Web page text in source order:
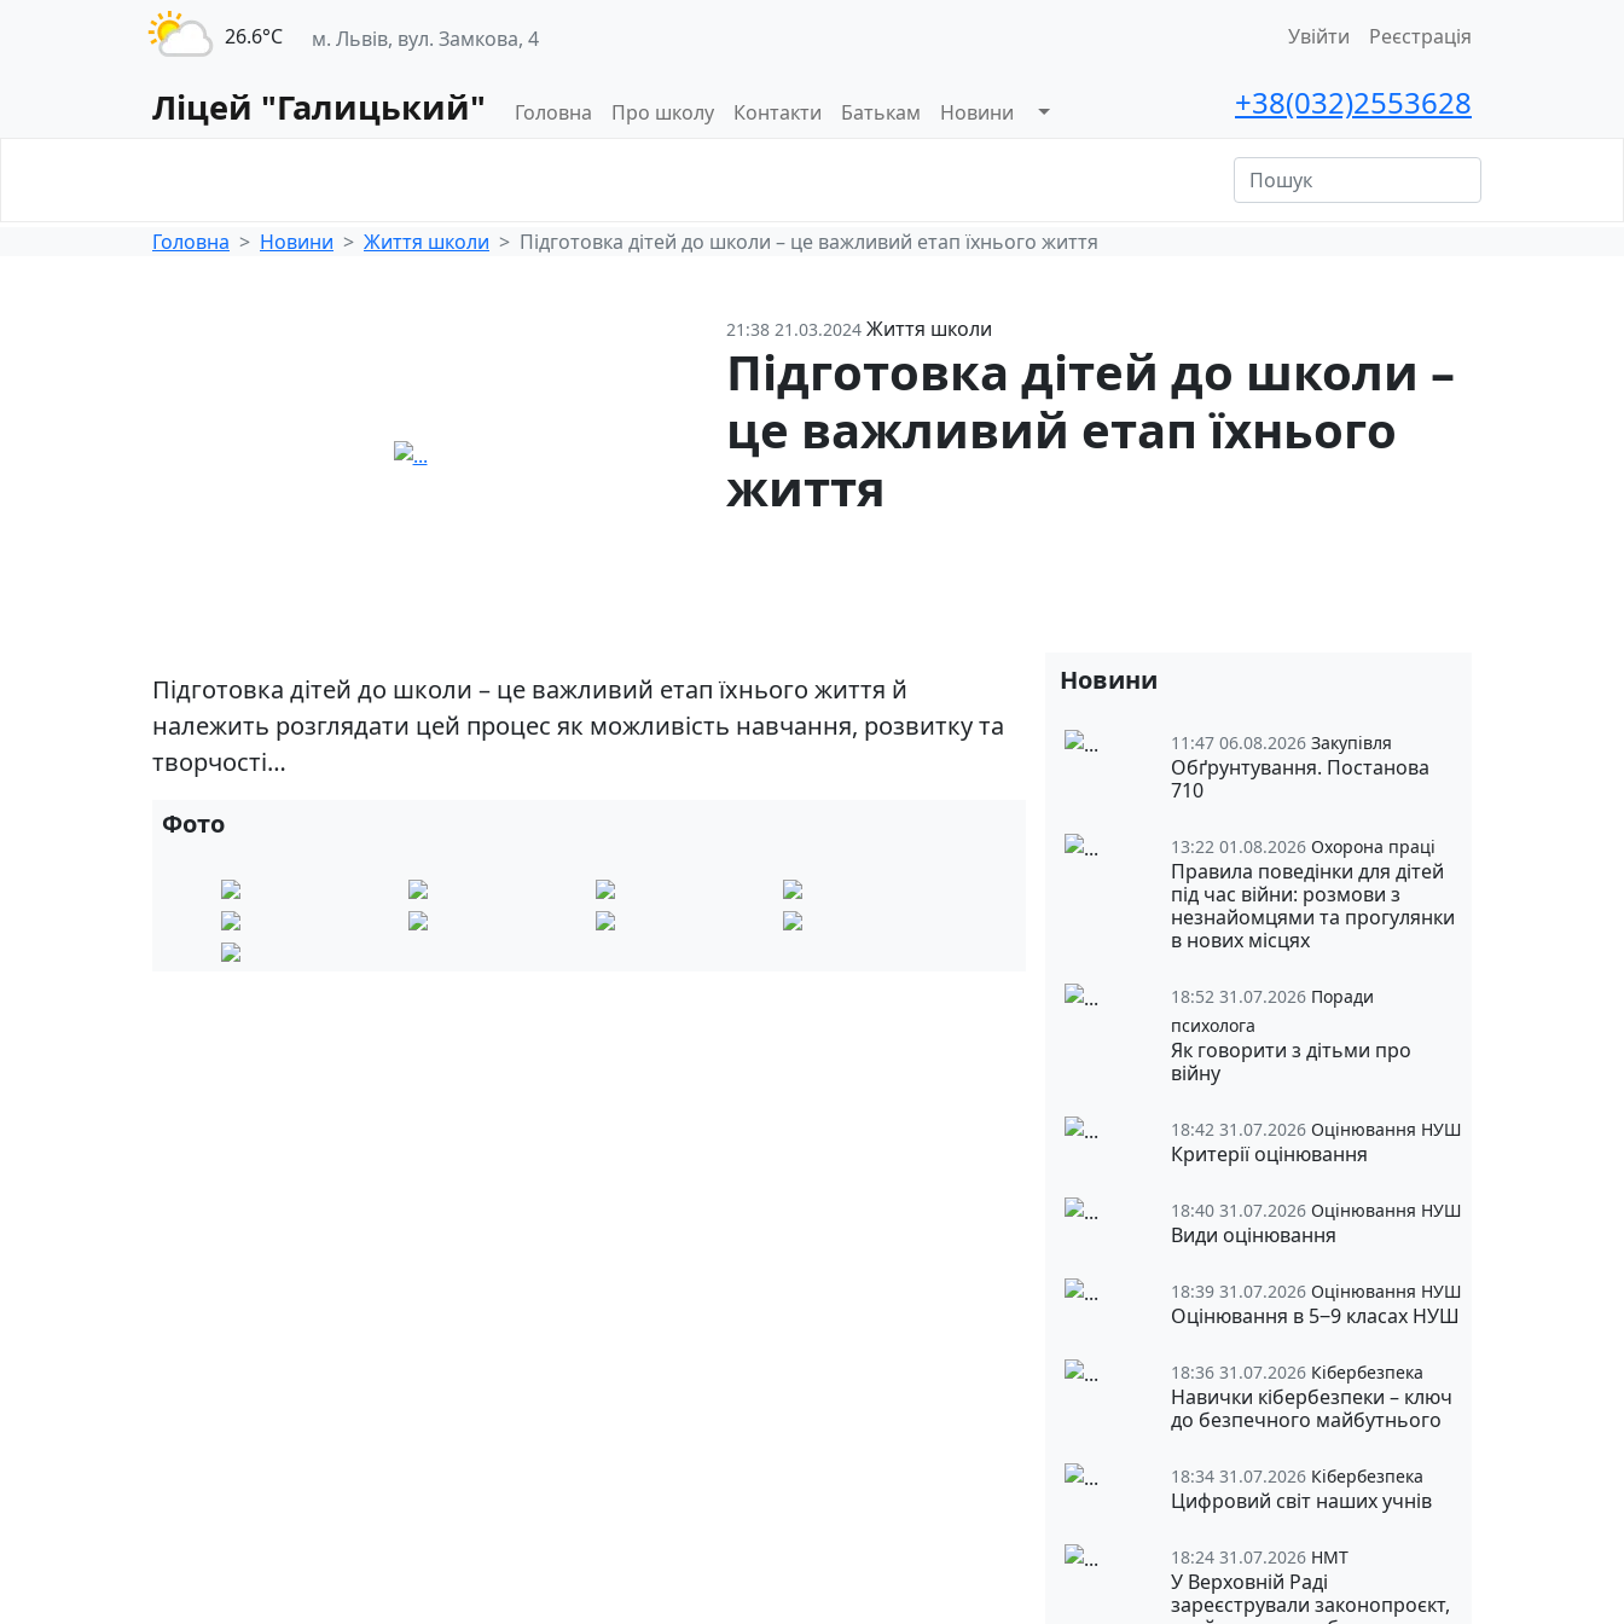
26.6°С м. Львів, вул. Замкова, 4 Увійти Реєстрація
Ліцей "Галицький" Головна Про школу Контакти Батькам Новини +38(032)2553628
Головна
Новини Життя школи Підготовка дітей до школи – це важливий етап їхнього життя
21:38 21.03.2024 Життя школи
Підготовка дітей до школи –
це важливий етап їхнього
життя
Підготовка дітей до школи – це важливий етап їхнього життя й
належить розглядати цей процес як можливість навчання, розвитку та
творчості…
Фото
Новини
11:47 06.08.2026 Закупівля
Обґрунтування. Постанова
710
13:22 01.08.2026 Охорона праці
Правила поведінки для дітей
під час війни: розмови з
незнайомцями та прогулянки
в нових місцях
18:52 31.07.2026 Поради
психолога
Як говорити з дітьми про
війну
18:42 31.07.2026 Оцінювання НУШ
Критерії оцінювання
18:40 31.07.2026 Оцінювання НУШ
Види оцінювання
18:39 31.07.2026 Оцінювання НУШ
Оцінювання в 5‒9 класах НУШ
18:36 31.07.2026 Кібербезпека
Навички кібербезпеки – ключ
до безпечного майбутнього
18:34 31.07.2026 Кібербезпека
Цифровий світ наших учнів
18:24 31.07.2026 НМТ
У Верховній Раді
зареєстрували законопроєкт,